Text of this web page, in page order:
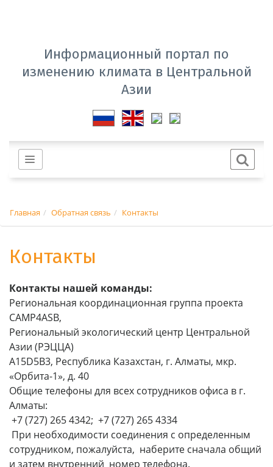
Информационный портал по
изменению климата в Центральной
Азии
Главная Обратная связь Контакты
Контакты
Контакты нашей команды:
Региональная координационная группа проекта
CAMP4ASB,
Региональный экологический центр Центральной
Азии (РЭЦЦА)
A15D5B3, Республика Казахстан, г. Алматы, мкр.
«Орбита-1», д. 40
Общие телефоны для всех сотрудников офиса в г.
Алматы:
+7 (727) 265 4342; +7 (727) 265 4334
При необходимости соединения с определенным
сотрудником, пожалуйста, наберите сначала общий
и затем внутренний номер телефона.